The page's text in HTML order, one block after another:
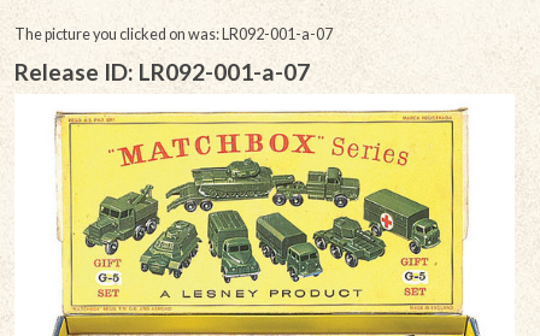
The picture you clicked on was: LR092-001-a-07
Release ID: LR092-001-a-07